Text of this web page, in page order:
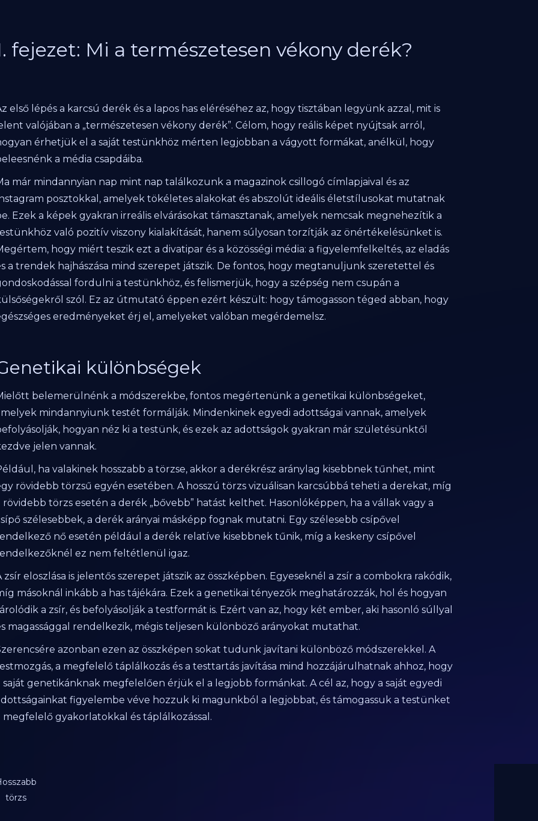
fejezet: Mi a természetesen vékony derék?
első lépés a karcsú derék és a lapos has eléréséhez az, hogy tisztában legyünk azzal, mit is
valójában a „természetesen vékony derék”. Célom, hogy reális képet nyújtsak arról,
érhetjük el a saját testünkhöz mérten legjobban a vágyott formákat, anélkül, hogy
a média csapdáiba.
már mindannyian nap mint nap találkozunk a magazinok csillogó címlapjaival és az
posztokkal, amelyek tökéletes alakokat és abszolút ideális életstílusokat mutatnak
Ezek a képek gyakran irreális elvárásokat támasztanak, amelyek nemcsak megnehezítik a
való pozitív viszony kialakítását, hanem súlyosan torzítják az önértékelésünket is.
hogy miért teszik ezt a divatipar és a közösségi média: a figyelemfelkeltés, az eladás
a trendek hajhászása mind szerepet játszik. De fontos, hogy megtanuljunk szeretettel és
fordulni a testünkhöz, és felismerjük, hogy a szépség nem csupán a
szól. Ez az útmutató éppen ezért készült: hogy támogasson téged abban, hogy
eredményeket érj el, amelyeket valóban megérdemelsz.
különbségek
belemerülnénk a módszerekbe, fontos megértenünk a genetikai különbségeket,
mindannyiunk testét formálják. Mindenkinek egyedi adottságai vannak, amelyek
hogyan néz ki a testünk, és ezek az adottságok gyakran már születésünktől
jelen vannak.
ha valakinek hosszabb a törzse, akkor a derékrész aránylag kisebbnek tűnhet, mint
rövidebb törzsű egyén esetében. A hosszú törzs vizuálisan karcsúbbá teheti a derekat, míg
rövidebb törzs esetén a derék „bővebb” hatást kelthet. Hasonlóképpen, ha a vállak vagy a
szélesebbek, a derék arányai másképp fognak mutatni. Egy szélesebb csípővel
nő esetén például a derék relatíve kisebbnek tűnik, míg a keskeny csípővel
ez nem feltétlenül igaz.
zsír eloszlása is jelentős szerepet játszik az összképben. Egyeseknél a zsír a combokra rakódik,
másoknál inkább a has tájékára. Ezek a genetikai tényezők meghatározzák, hol és hogyan
a zsír, és befolyásolják a testformát is. Ezért van az, hogy két ember, aki hasonló súllyal
magassággal rendelkezik, mégis teljesen különböző arányokat mutathat.
azonban ezen az összképen sokat tudunk javítani különböző módszerekkel. A
a megfelelő táplálkozás és a testtartás javítása mind hozzájárulhatnak ahhoz, hogy
saját genetikánknak megfelelően érjük el a legjobb formánkat. A cél az, hogy a saját egyedi
figyelembe véve hozzuk ki magunkból a legjobbat, és támogassuk a testünket
megfelelő gyakorlatokkal és táplálkozással.
törzs